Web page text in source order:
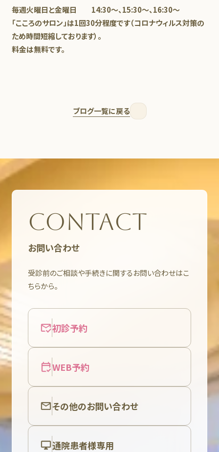
毎週火曜日と金曜日 14:30～、15:30～、16:30～
「こころのサロン」は1回30分程度です（コロナウィルス対策の
ため時間短縮しております）。
料金は無料です。
ブログ一覧に戻る
CONTACT
お問い合わせ
受診前のご相談や手続きに関するお問い合わせはこ
ちらから。
初診予約
WEB予約
その他のお問い合わせ
通院患者様専用